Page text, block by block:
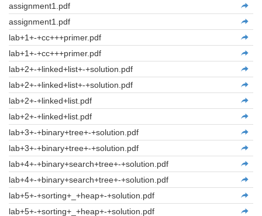
assignment1.pdf
assignment1.pdf
lab+1+-+cc+++primer.pdf
lab+1+-+cc+++primer.pdf
lab+2+-+linked+list+-+solution.pdf
lab+2+-+linked+list+-+solution.pdf
lab+2+-+linked+list.pdf
lab+2+-+linked+list.pdf
lab+3+-+binary+tree+-+solution.pdf
lab+3+-+binary+tree+-+solution.pdf
lab+4+-+binary+search+tree+-+solution.pdf
lab+4+-+binary+search+tree+-+solution.pdf
lab+5+-+sorting+_+heap+-+solution.pdf
lab+5+-+sorting+_+heap+-+solution.pdf